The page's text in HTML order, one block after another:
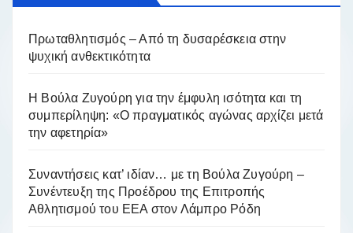
Πρωταθλητισμός – Από τη δυσαρέσκεια στην
ψυχική ανθεκτικότητα
Η Βούλα Ζυγούρη για την έμφυλη ισότητα και τη
συμπερίληψη: «Ο πραγματικός αγώνας αρχίζει μετά
την αφετηρία»
Συναντήσεις κατ’ ιδίαν… με τη Βούλα Ζυγούρη –
Συνέντευξη της Προέδρου της Επιτροπής
Αθλητισμού του ΕΕΑ στον Λάμπρο Ρόδη